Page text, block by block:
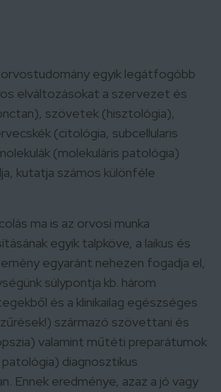
egyik legátfogóbb
elváltozásokat a szervezet és
szövetek (hisztológia),
(citológia, subcellularis
(molekuláris patológia)
kutatja számos különféle
ma is az orvosi munka
egyik talpköve, a laikus és
egyaránt nehezen fogadja el,
súlypontja kb. három
és a klinikailag egészséges
származó szövettani és
valamint műtéti preparátumok
diagnosztikus
Ennek eredménye, azaz a jó vagy